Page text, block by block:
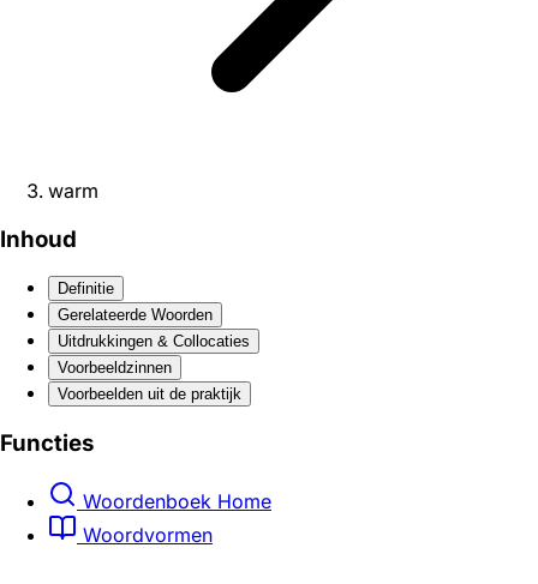
warm
Inhoud
Definitie
Gerelateerde Woorden
Uitdrukkingen & Collocaties
Voorbeeldzinnen
Voorbeelden uit de praktijk
Functies
Woordenboek Home
Woordvormen